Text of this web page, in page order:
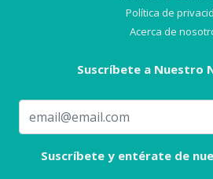
Política de
Acerca de
Suscríbete a Nuestro
Suscríbete y entérate de